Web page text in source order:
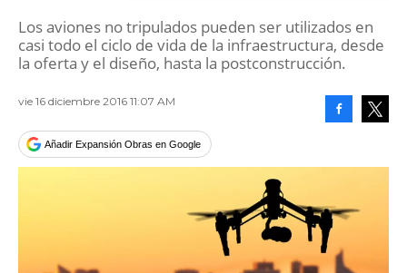
Los aviones no tripulados pueden ser utilizados en
casi todo el ciclo de vida de la infraestructura, desde
la oferta y el diseño, hasta la postconstrucción.
vie 16 diciembre 2016 11:07 AM
Añadir Expansión Obras en Google